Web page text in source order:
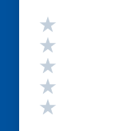
Valutazione